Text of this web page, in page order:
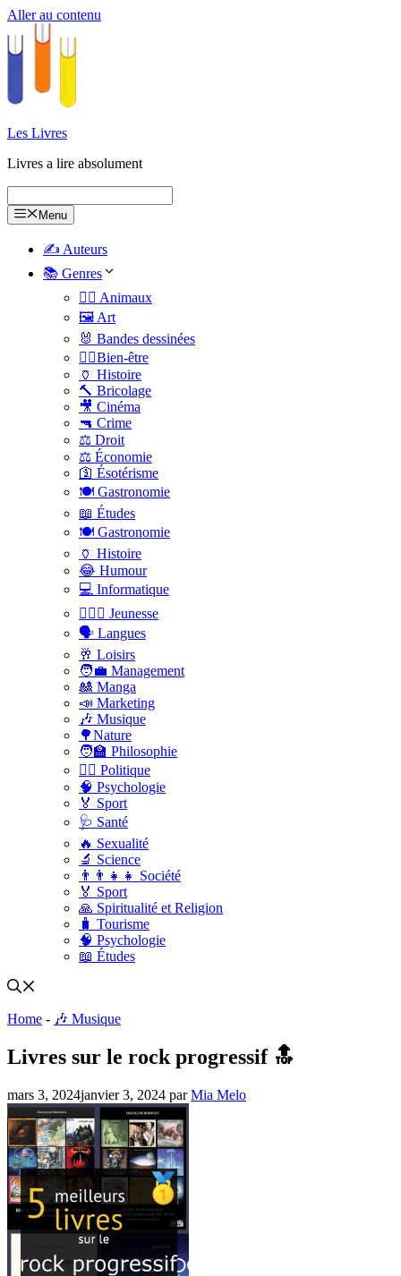
Aller au contenu
Les Livres
Livres a lire absolument
Menu
✍️ Auteurs
📚 Genres
🐕‍🦺 Animaux
🖼️ Art
🐰 Bandes dessinées
🧑‍⚕️Bien-être
🏺 Histoire
🔨 Bricolage
🎥 Cinéma
🔫 Crime
⚖️ Droit
⚖️ Économie
🛐 Ésotérisme
🍽️ Gastronomie
📖 Études
🍽️ Gastronomie
🏺 Histoire
😂 Humour
💻 Informatique
🤸🏽‍♀️ Jeunesse
🗣 Langues
🥂 Loisirs
🧑‍💼 Management
🎎 Manga
📣 Marketing
🎶 Musique
🌳Nature
🧑‍🏫 Philosophie
👨‍⚖️ Politique
🧠 Psychologie
🏅 Sport
🩺 Santé
🔥 Sexualité
🔬 Science
👨‍👨‍👧‍👧 Société
🏅 Sport
🙏 Spiritualité et Religion
🧳 Tourisme
🧠 Psychologie
📖 Études
Home - 🎶 Musique
Livres sur le rock progressif 🔝
mars 3, 2024janvier 3, 2024 parMia Melo